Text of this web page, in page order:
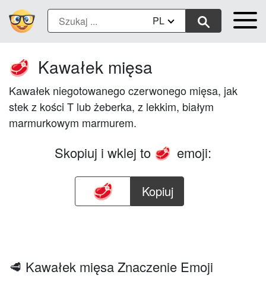
PL
🥩 Kawałek mięsa
Kawałek niegotowanego czerwonego mięsa, jak
stek z kości T lub żeberka, z lekkim, białym
marmurkowym marmurem.
Skopiuj i wklej to 🥩 emoji:
Kopiuj
🥩 Kawałek mięsa Znaczenie Emoji